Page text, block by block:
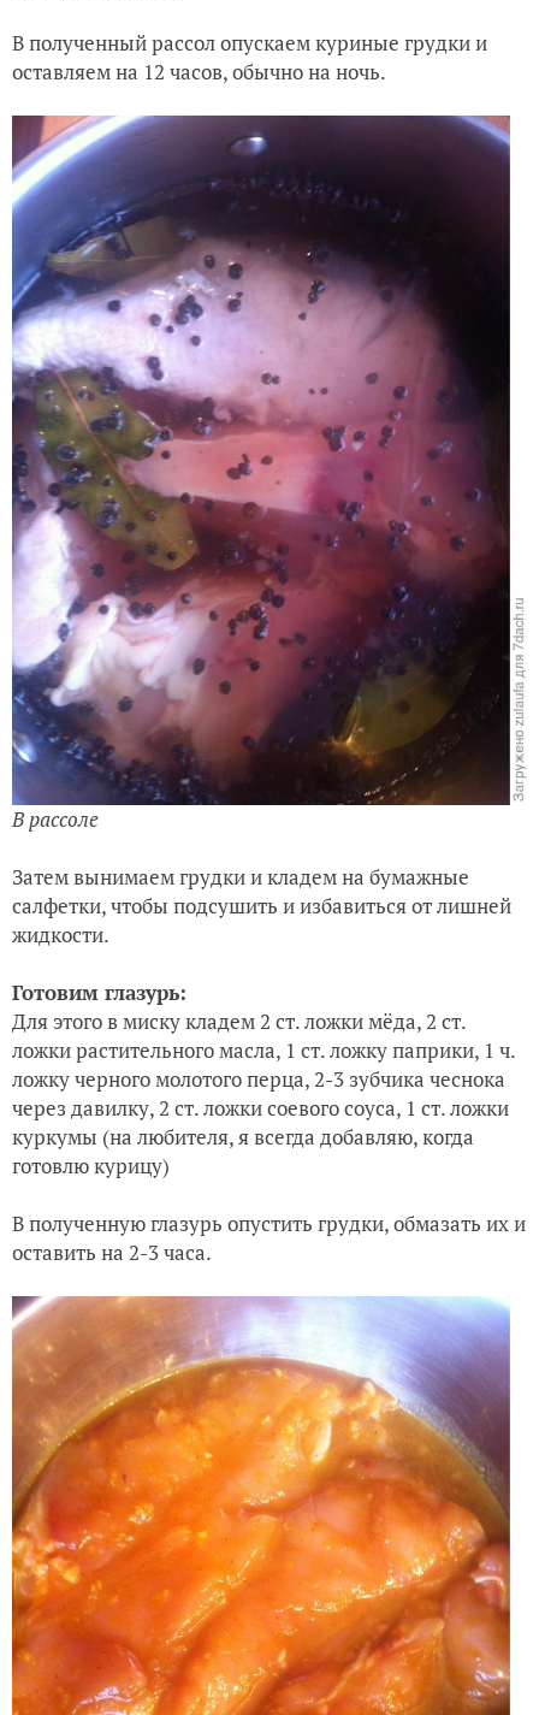
В полученный рассол опускаем куриные грудки и
оставляем на 12 часов, обычно на ночь.
В рассоле
Затем вынимаем грудки и кладем на бумажные
салфетки, чтобы подсушить и избавиться от лишней
жидкости.
Готовим глазурь:
Для этого в миску кладем 2 ст. ложки мёда, 2 ст.
ложки растительного масла, 1 ст. ложку паприки, 1 ч.
ложку черного молотого перца, 2-3 зубчика чеснока
через давилку, 2 ст. ложки соевого соуса, 1 ст. ложки
куркумы (на любителя, я всегда добавляю, когда
готовлю курицу)
В полученную глазурь опустить грудки, обмазать их и
оставить на 2-3 часа.